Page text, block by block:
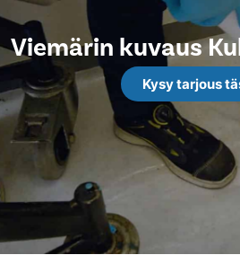
Viemärin kuvaus
Kysy tarjous